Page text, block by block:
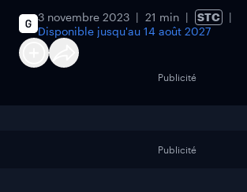
3 novembre 2023 21 min
STC
Disponible jusqu'au 14 août 2027
Publicité
Publicité